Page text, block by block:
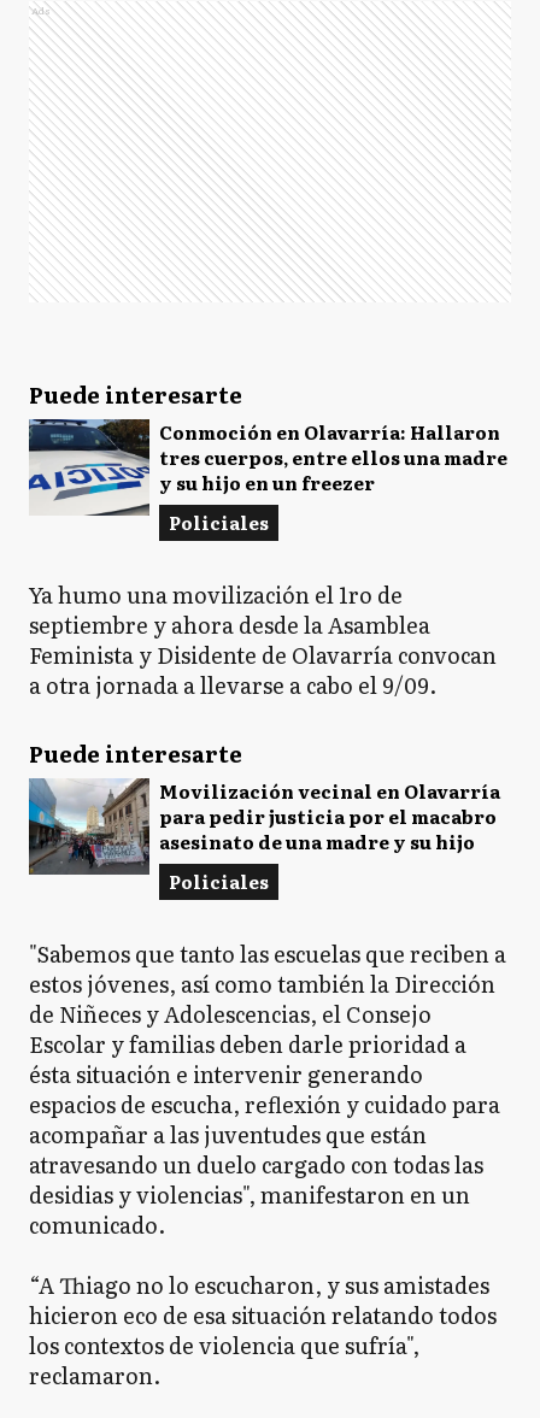
Ads
Puede interesarte
Conmoción en Olavarría: Hallaron
tres cuerpos, entre ellos una madre
y su hijo en un freezer
Policiales
Ya humo una movilización el 1ro de
septiembre y ahora desde la Asamblea
Feminista y Disidente de Olavarría convocan
a otra jornada a llevarse a cabo el 9/09.
Puede interesarte
Movilización vecinal en Olavarría
para pedir justicia por el macabro
asesinato de una madre y su hijo
Policiales
"Sabemos que tanto las escuelas que reciben a
estos jóvenes, así como también la Dirección
de Niñeces y Adolescencias, el Consejo
Escolar y familias deben darle prioridad a
ésta situación e intervenir generando
espacios de escucha, reflexión y cuidado para
acompañar a las juventudes que están
atravesando un duelo cargado con todas las
desidias y violencias", manifestaron en un
comunicado.
“A Thiago no lo escucharon, y sus amistades
hicieron eco de esa situación relatando todos
los contextos de violencia que sufría",
reclamaron.